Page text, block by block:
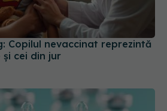
Copilul nevaccinat reprezintă
şi cei din jur